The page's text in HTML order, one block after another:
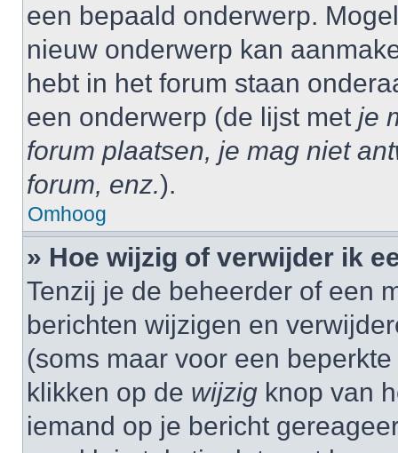
een bepaald onderwerp.
nieuw onderwerp kan
hebt in het forum staan
een onderwerp (de lijst met je
forum plaatsen, je mag niet
forum, enz.).
Omhoog
» Hoe wijzig of verwijder ik
Tenzij je de beheerder of een
berichten wijzigen en
(soms maar voor een
klikken op de wijzig knop van
iemand op je bericht